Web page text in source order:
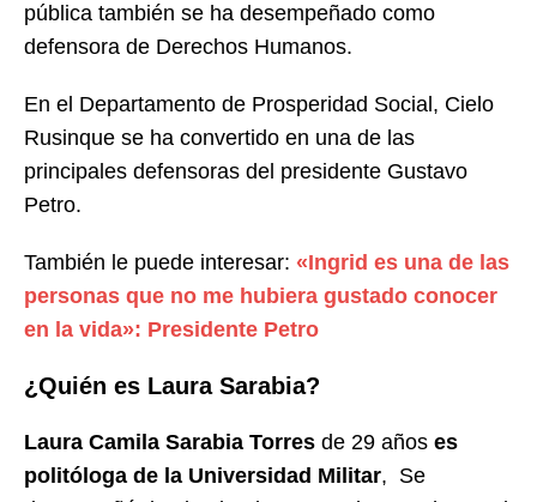
pública también se ha desempeñado como
defensora de Derechos Humanos.
En el Departamento de Prosperidad Social, Cielo
Rusinque se ha convertido en una de las
principales defensoras del presidente Gustavo
Petro.
También le puede interesar: «Ingrid es una de las
personas que no me hubiera gustado conocer
en la vida»: Presidente Petro
¿Quién es Laura Sarabia?
Laura Camila Sarabia Torres de 29 años es
politóloga de la Universidad Militar, Se